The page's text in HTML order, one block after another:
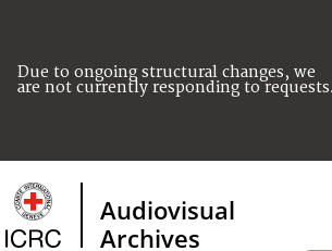
Due to ongoing structural changes, we
are not currently responding to requests.
Audiovisual
Archives